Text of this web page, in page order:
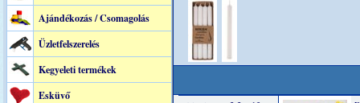
Ajándékozás / Csomagolás
Üzletfelszerelés
Kegyeleti termékek
Esküvő